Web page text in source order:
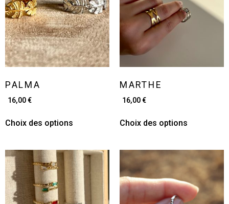
PALMA
16,00€
Choix des options
MARTHE
16,00€
Choix des options